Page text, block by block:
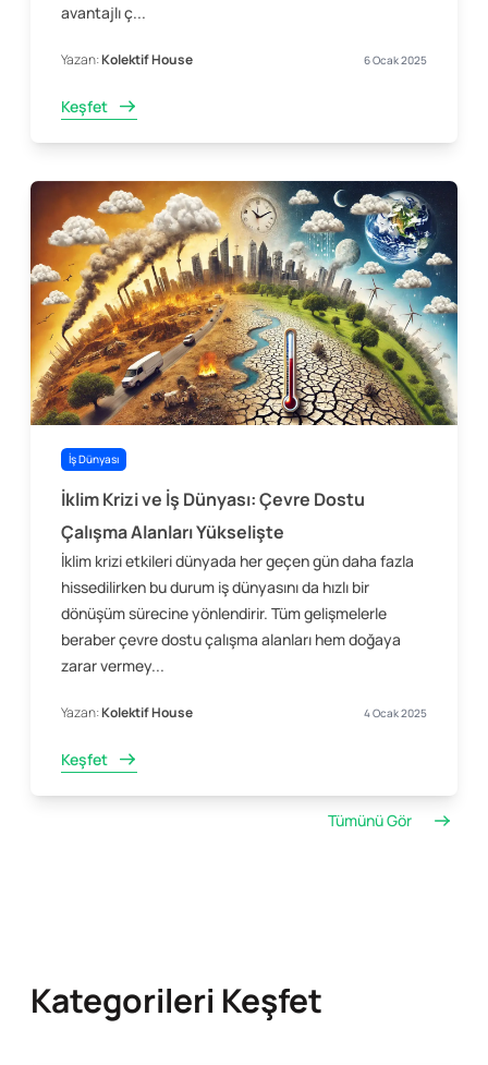
avantajlı ç...
Yazan:Kolektif House 6 Ocak 2025
Keşfet
İş Dünyası
İklim Krizi ve İş Dünyası: Çevre Dostu
Çalışma Alanları Yükselişte
İklim krizi etkileri dünyada her geçen gün daha fazla
hissedilirken bu durum iş dünyasını da hızlı bir
dönüşüm sürecine yönlendirir. Tüm gelişmelerle
beraber çevre dostu çalışma alanları hem doğaya
zarar vermey...
Yazan:Kolektif House 4 Ocak 2025
Keşfet
Tümünü Gör
Kategorileri Keşfet